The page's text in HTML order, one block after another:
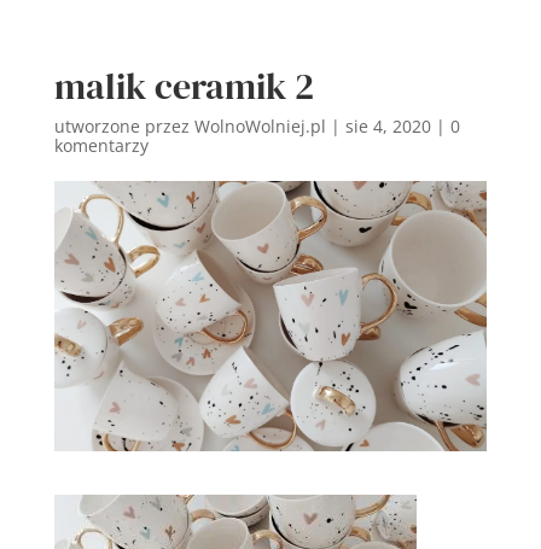
malik ceramik 2
utworzone przez WolnoWolniej.pl | sie 4, 2020| 0
komentarzy